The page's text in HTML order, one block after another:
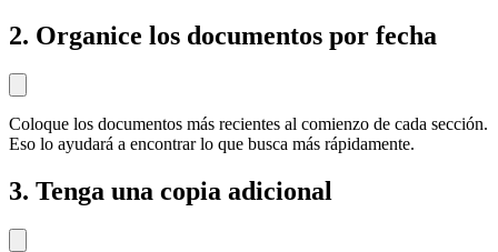
2. Organice los documentos por fecha
Coloque los documentos más recientes al comienzo de cada sección.
Eso lo ayudará a encontrar lo que busca más rápidamente.
3. Tenga una copia adicional